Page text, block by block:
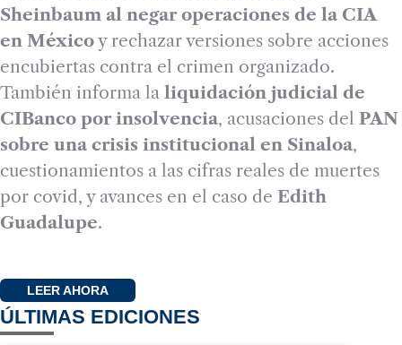
Sheinbaum al negar operaciones de la CIA
en Méxicoy rechazar versiones sobre acciones
encubiertas contra el crimen organizado.
También informa la liquidación judicial de
CIBanco por insolvencia, acusaciones del PAN
sobre una crisis institucional en Sinaloa,
cuestionamientos a las cifras reales de muertes
por covid, y avances en el caso de Edith
Guadalupe.
LEER AHORA
ÚLTIMAS EDICIONES